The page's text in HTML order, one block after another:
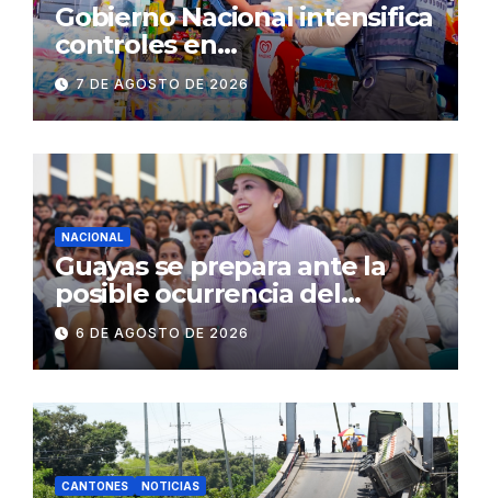
Gobierno Nacional intensifica
controles en
establecimientos y espacios
públicos de Pichincha: 684
operativos en zonas
comerciales y de
concurrencia
7 DE AGOSTO DE 2026
NACIONAL
Guayas se prepara ante la
posible ocurrencia del
fenómeno de El Niño:
Gobierno Nacional capacita a
2.500 jóvenes
6 DE AGOSTO DE 2026
CANTONES NOTICIAS